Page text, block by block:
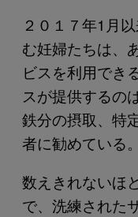
２０１７年1月
む妊婦たちは、
ビスを利用でき
スが提供するの
鉄分の摂取、特
者に勧めている。
数えきれないほ
で、洗練された